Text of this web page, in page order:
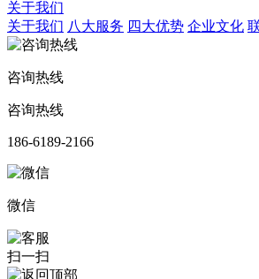
关于我们
关于我们 八大服务 四大优势 企业文化
咨询热线
咨询热线
186-6189-2166
微信
扫一扫